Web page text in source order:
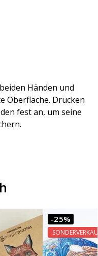
Händen und
Oberfläche. Drücken
fest an, um seine
-25%